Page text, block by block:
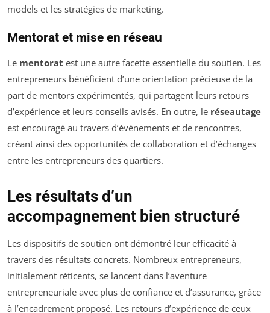
models et les stratégies de marketing.
Mentorat et mise en réseau
Le mentorat est une autre facette essentielle du soutien. Les
entrepreneurs bénéficient d’une orientation précieuse de la
part de mentors expérimentés, qui partagent leurs retours
d’expérience et leurs conseils avisés. En outre, le réseautage
est encouragé au travers d’événements et de rencontres,
créant ainsi des opportunités de collaboration et d’échanges
entre les entrepreneurs des quartiers.
Les résultats d’un
accompagnement bien structuré
Les dispositifs de soutien ont démontré leur efficacité à
travers des résultats concrets. Nombreux entrepreneurs,
initialement réticents, se lancent dans l’aventure
entrepreneuriale avec plus de confiance et d’assurance, grâce
à l’encadrement proposé. Les retours d’expérience de ceux